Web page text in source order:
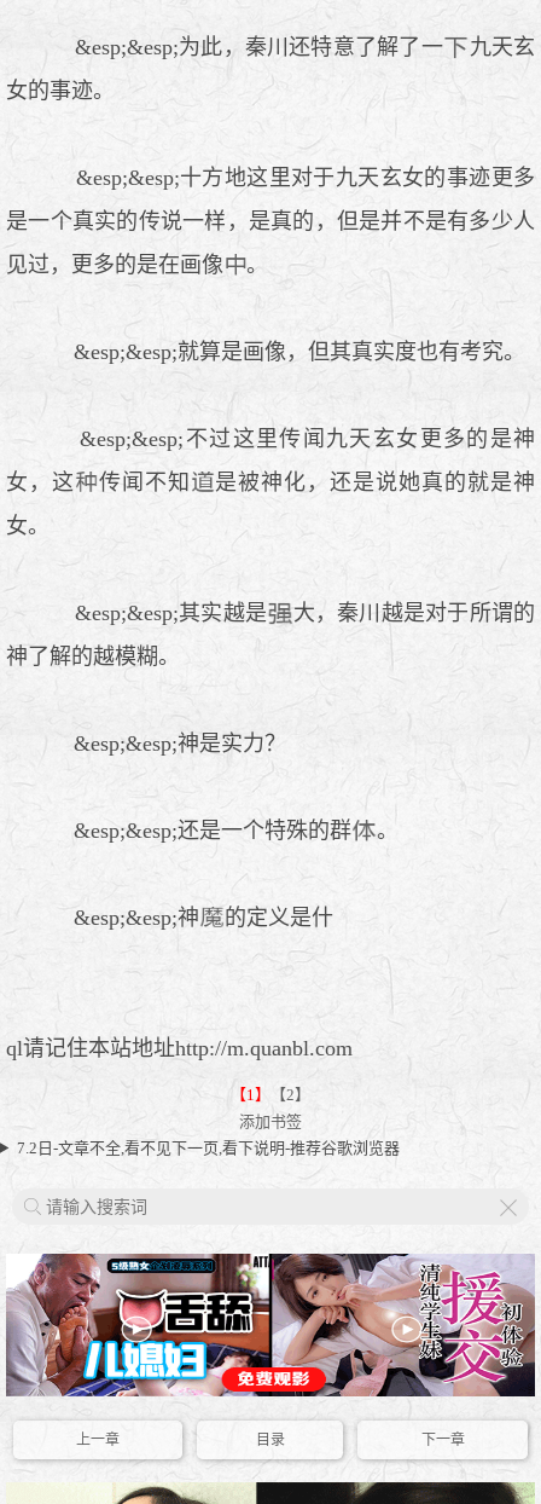
&esp;&esp;为此，秦川还特意了解了一
九天玄
女的事迹。
&esp;&esp;十方地这里对于九天玄女的事迹更多
是一个真实的传说一样，是真的，但是并不是有多少人
见过，更多的是在画像
。
&esp;&esp;就算是画像，但其真实度也有考究。
&esp;&esp;不过这里传闻九天玄女更多的是神
女，这
传闻不知
是被神化，还是说她真的就是神
女。
&esp;&esp;其实越是
大，秦川越是对于所谓的
神了解的越模糊。
&esp;&esp;神是实力？
&esp;&esp;还是一个特殊的群 。
&esp;&esp;神 的定义是什
ql请记住本站地址http://m.quanbl.com
【1】
【2】
添加书签
7.2日-文章不全,看不见下一页,看下说明-推荐谷歌浏览器
上一章 目录 下一章